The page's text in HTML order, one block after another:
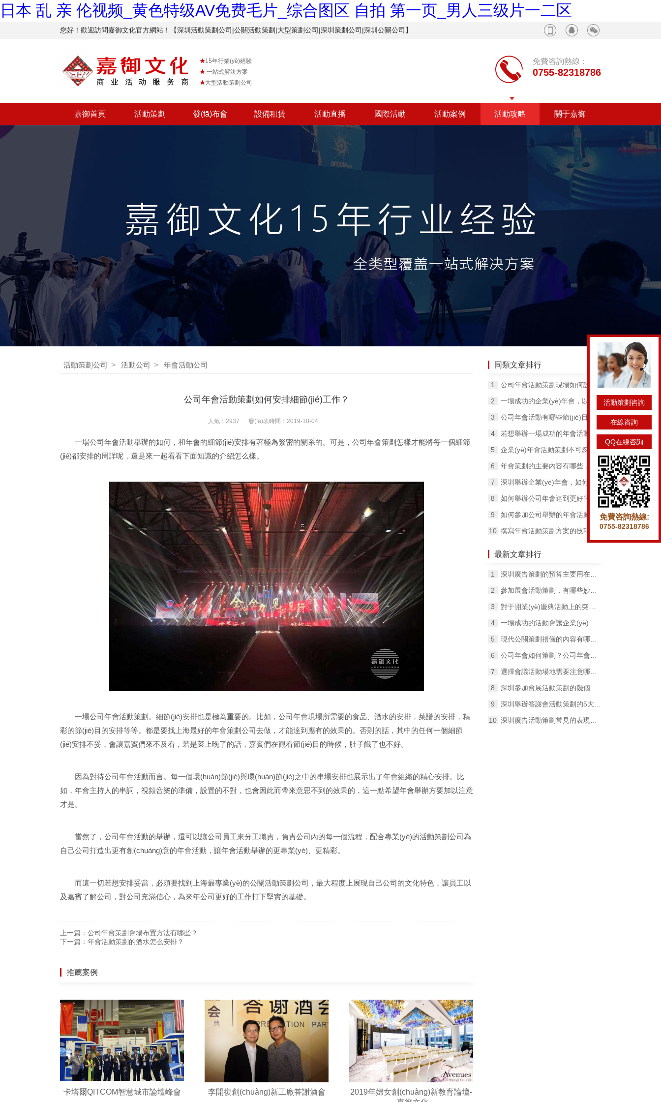
日本 乱 亲 伦视频_黄色特级AV免费毛片_综合图区 自拍 第一页_男人三级片一二区
您好！歡迎訪問嘉御文化官方網站！【深圳活動策劃公司|公關活動策劃|大型策劃公司|深圳策劃公司|深圳公關公司】
★15年行業(yè)經驗
★ 一站式解決方案
★大型活動策劃公司
免費咨詢熱線：
0755-82318786
嘉御首頁 活動策劃 發(fā)布會 設備租賃 活動直播 國際活動 活動案例 活動攻略 關于嘉御
活動策劃公司 > 活動公司 > 年會活動公司
公司年會活動策劃如何安排細節(jié)工作？
人氣：2937 發(fā)表時間：2019-10-04
一場公司年會活動舉辦的如何，和年會的細節(jié)安排有著極為緊密的關系的。可是，公司年會策劃怎樣才能將每一個細節
(jié)都安排的周詳呢，還是來一起看看下面知識的介紹怎么樣。
一場公司年會活動策劃。細節(jié)安排也是極為重要的。比如，公司年會現場所需要的食品、酒水的安排，菜譜的安排，精
彩的節(jié)目的安排等等。都是要找上海最好的年會策劃公司去做，才能達到應有的效果的。否則的話，其中的任何一個細節
(jié)安排不妥，會讓嘉賓們來不及看，若是菜上晚了的話，嘉賓們在觀看節(jié)目的時候，肚子餓了也不好。
因為對待公司年會活動而言。每一個環(huán)節(jié)與環(huán)節(jié)之中的串場安排也展示出了年會組織的精心安排。比
如，年會主持人的串詞，視頻音樂的準備，設置的不對，也會因此而帶來意思不到的效果的，這一點希望年會舉辦方要加以注意
才是。
當然了，公司年會活動的舉辦，還可以讓公司員工來分工職責，負責公司內的每一個流程，配合專業(yè)的活動策劃公司為
自己公司打造出更有創(chuàng)意的年會活動，讓年會活動舉辦的更專業(yè)、更精彩。
而這一切若想安排妥當，必須要找到上海最專業(yè)的公關活動策劃公司，最大程度上展現自己公司的文化特色，讓員工以
及嘉賓了解公司，對公司充滿信心，為來年公司更好的工作打下堅實的基礎。
上一篇： 公司年會策劃會場布置方法有哪些？
下一篇： 年會活動策劃的酒水怎么安排？
推薦案例
卡塔爾QITCOM智慧城市論壇峰會 李開復創(chuàng)新工廠答謝酒會
2019年婦女創(chuàng)新教育論壇-
同類文章排行
公司年會活動策劃現場如何設計？
一場成功的企業(yè)年會，以為企業(yè)帶來哪些收益？
公司年會活動有哪些節(jié)目適合表演？
若想舉辦一場成功的年會活動，這些流程要知道
企業(yè)年會活動策劃不可忽略的6大環(huán)節(jié)!
年會策劃的主要內容有哪些，如何選擇年會場地？
深圳舉辦企業(yè)年會，如何選擇年會場地和年會形式？
如何舉辦公司年會達到更好的效果？
如何參加公司舉辦的年會活動?
撰寫年會活動策劃方案的技巧有哪些？
最新文章排行
深圳廣告策劃的預算主要用在哪些方面？
參加展會活動策劃，有哪些妙招可以提高公司知名度？
對于開業(yè)慶典活動上的突發(fā)情況我們要如何處理？
一場成功的活動會讓企業(yè)得到哪些收獲？
現代公關策劃禮儀的內容有哪些？
公司年會如何策劃？公司年會策劃分為哪幾大部分？
選擇會議活動場地需要注意哪些問題？
深圳參加會展活動策劃的幾個注意事項
深圳舉辦答謝會活動策劃的5大要素
深圳廣告活動策劃常見的表現手法有哪些？
活動策劃咨詢
在線咨詢
QQ在線咨詢
免費咨詢熱線:
0755-82318786